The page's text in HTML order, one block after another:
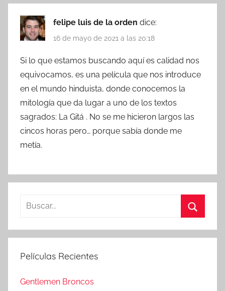
felipe luis de la orden dice:
16 de mayo de 2021 a las 20:18
Si lo que estamos buscando aquí es calidad nos
equivocamos, es una película que nos introduce
en el mundo hinduista, donde conocemos la
mitología que da lugar a uno de los textos
sagrados: La Gitá . No se me hicieron largos las
cincos horas pero… porque sabía donde me
metía.
s
a
:
u
Películas Recientes
Gentlemen Broncos